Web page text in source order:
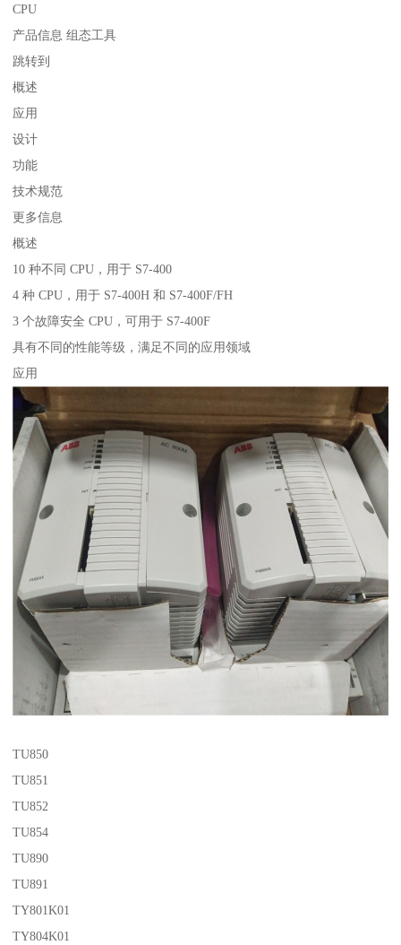
CPU
产品信息 组态工具
跳转到
概述
应用
设计
功能
技术规范
更多信息
概述
10 种不同 CPU，用于 S7-400
4 种 CPU，用于 S7-400H 和 S7-400F/FH
3 个故障安全 CPU，可用于 S7-400F
具有不同的性能等级，满足不同的应用领域
应用
TU850
TU851
TU852
TU854
TU890
TU891
TY801K01
TY804K01